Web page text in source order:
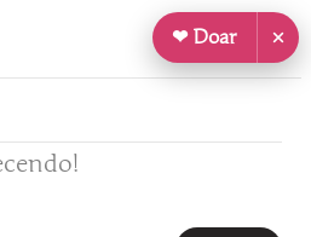
❤ Doar